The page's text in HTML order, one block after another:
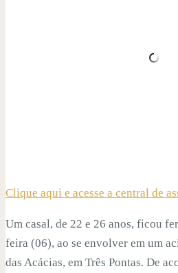
Clique aqui e acesse a central de
Um casal, de 22 e 26 anos, ficou
feira (06), ao se envolver em um
das Acácias, em Três Pontas. De